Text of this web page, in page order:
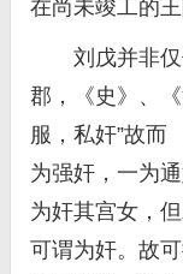
在尚未竣工的王
刘戊并非仅
郡，《史》、
服，私奸”故
为强奸，一为
为奸其宫女，
可谓为奸。故